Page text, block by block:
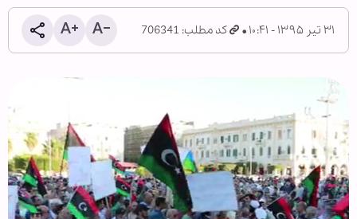
۳۱ تیر ۱۳۹۵ - ۱۰:۴۱ کد مطلب: 706341